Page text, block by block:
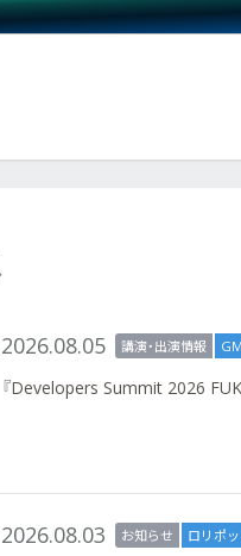
2026.08.05 講演・出演情報
『Developers Summit 2026
2026.08.03 お知らせ ロリポッ